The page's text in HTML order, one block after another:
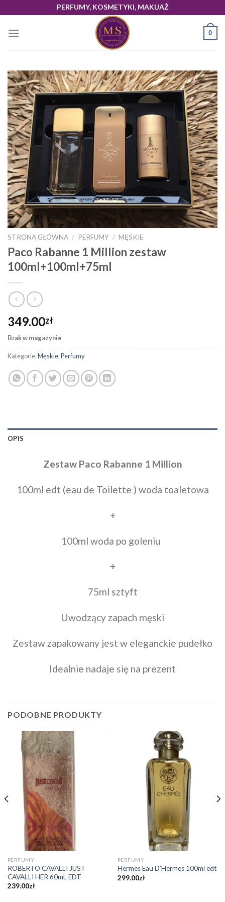
to
content
PERFUMY, KOSMETYKI, MAKIJAŻ
0
STRONA GŁÓWNA / PERFUMY / MĘSKIE
Paco Rabanne 1 Million zestaw
100ml+100ml+75ml
349.00zł
Brak w magazynie
Kategorie:Męskie,Perfumy
OPIS
Zestaw Paco Rabanne 1 Million
100ml edt (eau de Toilette ) woda toaletowa
+
100ml woda po goleniu
+
75ml sztyft
Uwodzący zapach męski
Zestaw zapakowany jest w eleganckie pudełko
Idealnie nadaje się na prezent
PODOBNE PRODUKTY
PERFUMY
ROBERTO CAVALLI JUST
CAVALLI HER 60mL EDT
239.00zł
PERFUMY
Hermes Eau D’Hermes 100ml edt
299.00zł